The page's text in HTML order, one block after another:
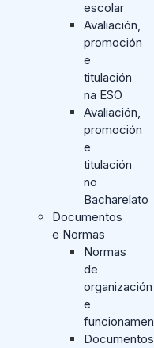
escolar
Avaliación,
promoción
e
titulación
na ESO
Avaliación,
promoción
e
titulación
no
Bacharelato
Documentos
e Normas
Normas
de
organización
e
Documentos